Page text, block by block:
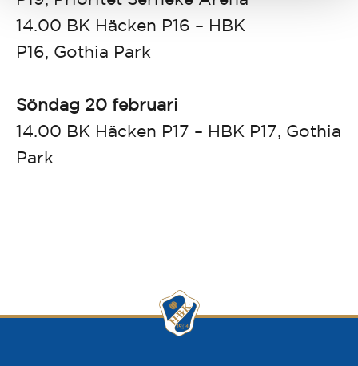
14.00 BK Häcken P16 – HBK
P16, Gothia Park
Söndag 20 februari
14.00 BK Häcken P17 – HBK P17, Gothia
Park